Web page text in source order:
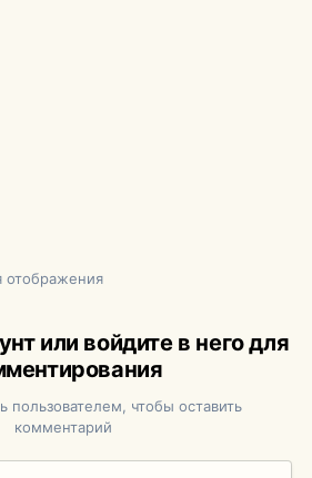
отображения
или войдите в него для
чтобы оставить
комментарий